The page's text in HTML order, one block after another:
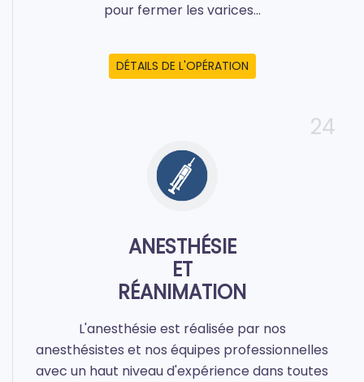
pour fermer les varices...
DÉTAILS DE L'OPÉRATION
24
ANESTHÉSIE
ET
RÉANIMATION
L'anesthésie est réalisée par nos
anesthésistes et nos équipes professionnelles
avec un haut niveau d'expérience dans toutes